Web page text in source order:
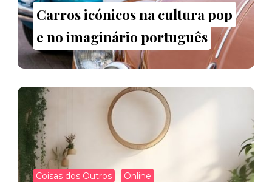
Carros icónicos na cultura pop
e no imaginário português
Coisas dos Outros Online